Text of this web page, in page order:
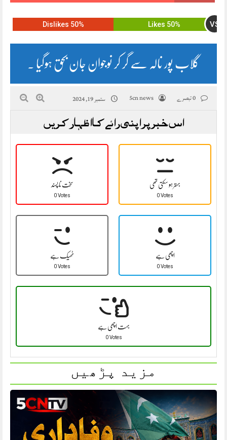
50% Likes VS
50% Dislikes
گلاب پور نالہ سے گر کر نوجوان جان بحق ہوگیا ۔
5cn news ستمبر 19, 2024
اس خبر پر اپنی رائے کا اظہار کریں
سخت نا پسند
0 Votes
بہتر ہو سکتی تھی
0 Votes
ٹھیک ہے
0 Votes
اچھی ہے
0 Votes
بہت اچھی ہے
0 Votes
مزید پڑھیں